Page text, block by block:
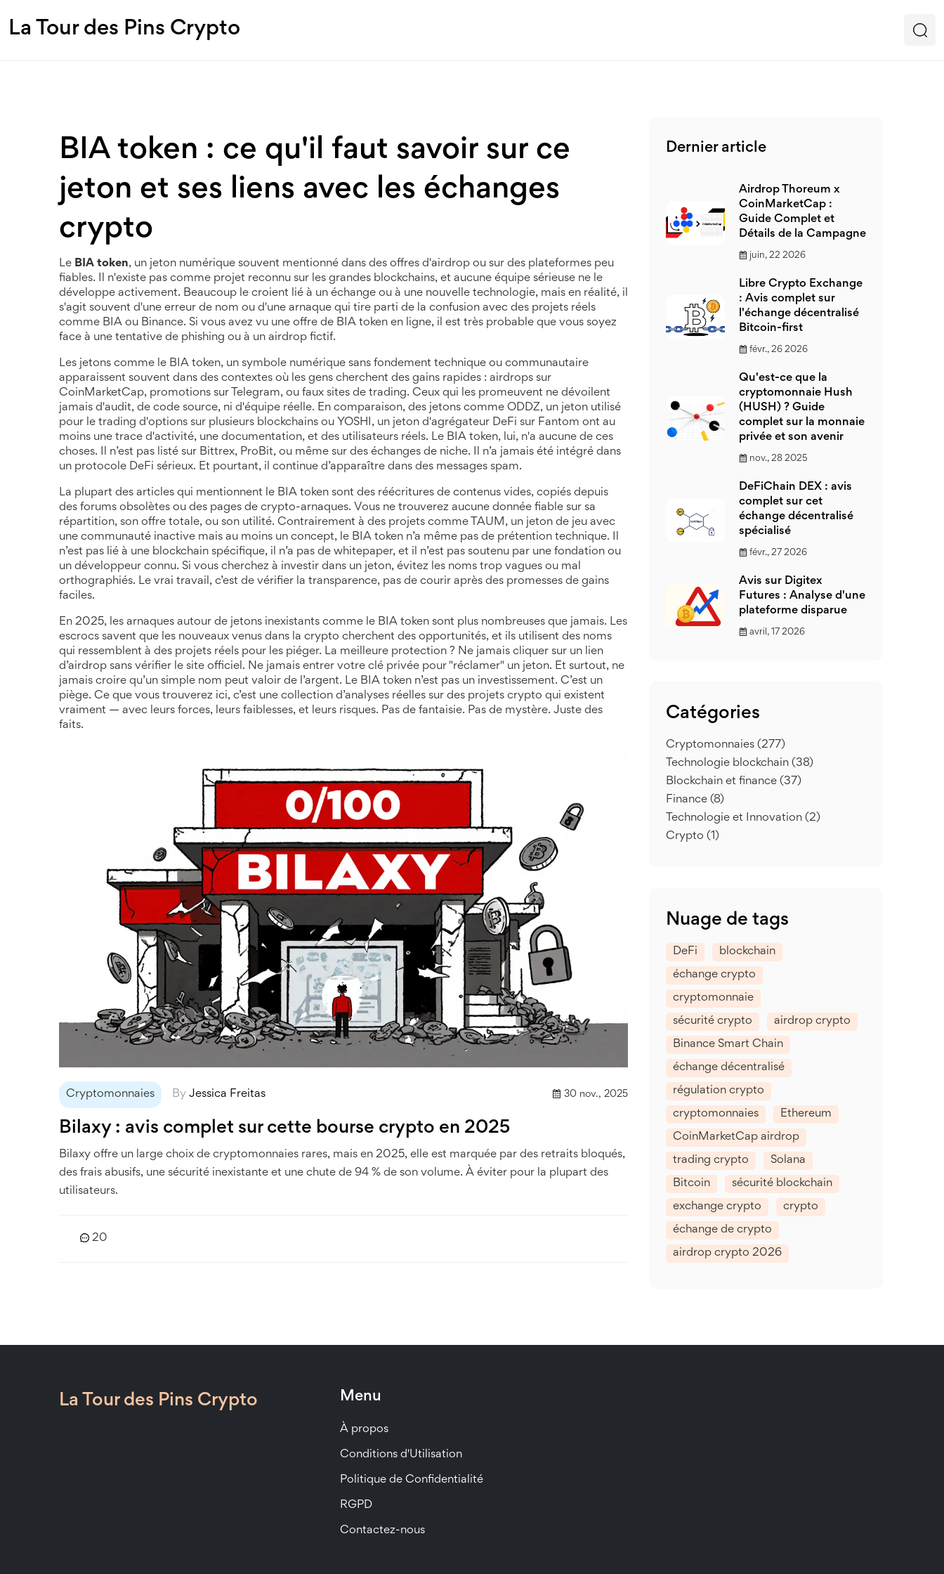
La Tour des Pins Crypto
BIA token : ce qu'il faut savoir sur ce
jeton et ses liens avec les échanges
crypto
Le BIA token, un jeton numérique souvent mentionné dans des offres d'airdrop ou sur des plateformes peu
fiables. Il n'existe pas comme projet reconnu sur les grandes blockchains, et aucune équipe sérieuse ne le
développe activement. Beaucoup le croient lié à un échange ou à une nouvelle technologie, mais en réalité, il
s'agit souvent d'une erreur de nom ou d'une arnaque qui tire parti de la confusion avec des projets réels
comme BIA ou Binance. Si vous avez vu une offre de BIA token en ligne, il est très probable que vous soyez
face à une tentative de phishing ou à un airdrop fictif.
Les jetons comme le BIA token, un symbole numérique sans fondement technique ou communautaire
apparaissent souvent dans des contextes où les gens cherchent des gains rapides : airdrops sur
CoinMarketCap, promotions sur Telegram, ou faux sites de trading. Ceux qui les promeuvent ne dévoilent
jamais d'audit, de code source, ni d'équipe réelle. En comparaison, des jetons comme ODDZ, un jeton utilisé
pour le trading d'options sur plusieurs blockchains ou YOSHI , un jeton d'agrégateur DeFi sur Fantom ont au
moins une trace d'activité, une documentation, et des utilisateurs réels. Le BIA token, lui, n'a aucune de ces
choses. Il n’est pas listé sur Bittrex, ProBit, ou même sur des échanges de niche. Il n’a jamais été intégré dans
un protocole DeFi sérieux. Et pourtant, il continue d’apparaître dans des messages spam.
La plupart des articles qui mentionnent le BIA token sont des réécritures de contenus vides, copiés depuis
des forums obsolètes ou des pages de crypto-arnaques. Vous ne trouverez aucune donnée fiable sur sa
répartition, son offre totale, ou son utilité. Contrairement à des projets comme TAUM , un jeton de jeu avec
une communauté inactive mais au moins un concept, le BIA token n’a même pas de prétention technique. Il
n’est pas lié à une blockchain spécifique, il n’a pas de whitepaper, et il n’est pas soutenu par une fondation ou
un développeur connu. Si vous cherchez à investir dans un jeton, évitez les noms trop vagues ou mal
orthographiés. Le vrai travail, c’est de vérifier la transparence, pas de courir après des promesses de gains
faciles.
En 2025, les arnaques autour de jetons inexistants comme le BIA token sont plus nombreuses que jamais. Les
escrocs savent que les nouveaux venus dans la crypto cherchent des opportunités, et ils utilisent des noms
qui ressemblent à des projets réels pour les piéger. La meilleure protection ? Ne jamais cliquer sur un lien
d’airdrop sans vérifier le site officiel. Ne jamais entrer votre clé privée pour "réclamer" un jeton. Et surtout, ne
jamais croire qu’un simple nom peut valoir de l’argent. Le BIA token n’est pas un investissement. C’est un
piège. Ce que vous trouverez ici, c’est une collection d’analyses réelles sur des projets crypto qui existent
vraiment — avec leurs forces, leurs faiblesses, et leurs risques. Pas de fantaisie. Pas de mystère. Juste des
faits.
Cryptomonnaies By Jessica Freitas 30 nov., 2025
Bilaxy : avis complet sur cette bourse crypto en 2025
Bilaxy offre un large choix de cryptomonnaies rares, mais en 2025, elle est marquée par des retraits bloqués,
des frais abusifs, une sécurité inexistante et une chute de 94 % de son volume. À éviter pour la plupart des
utilisateurs.
20
Dernier article
Airdrop Thoreum x
CoinMarketCap :
Guide Complet et
Détails de la Campagne
juin, 22 2026
Libre Crypto Exchange
: Avis complet sur
l'échange décentralisé
Bitcoin-first
févr., 26 2026
Qu'est-ce que la
cryptomonnaie Hush
(HUSH) ? Guide
complet sur la monnaie
privée et son avenir
nov., 28 2025
DeFiChain DEX : avis
complet sur cet
échange décentralisé
spécialisé
févr., 27 2026
Avis sur Digitex
Futures : Analyse d'une
plateforme disparue
avril, 17 2026
Catégories
Cryptomonnaies (277)
Technologie blockchain (38)
Blockchain et finance (37)
Finance (8)
Technologie et Innovation (2)
Crypto (1)
Nuage de tags
DeFi blockchain
échange crypto
cryptomonnaie
sécurité crypto airdrop crypto
Binance Smart Chain
échange décentralisé
régulation crypto
cryptomonnaies Ethereum
CoinMarketCap airdrop
trading crypto Solana
Bitcoin sécurité blockchain
exchange crypto crypto
échange de crypto
airdrop crypto 2026
La Tour des Pins Crypto Menu
À propos
Conditions d'Utilisation
Politique de Confidentialité
RGPD
Contactez-nous